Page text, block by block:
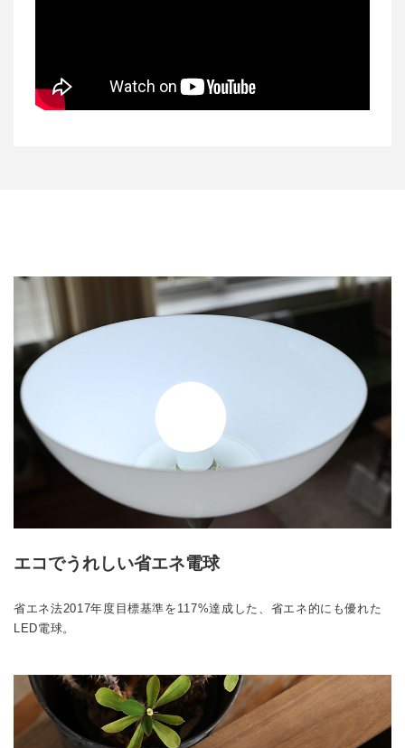
エコでうれしい省エネ電球
省エネ法2017年度目標基準を117%達成した、省エネ的にも優れた
LED電球。